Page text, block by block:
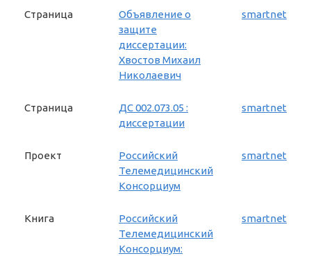
Страница
Объявление о
защите
диссертации:
Хвостов Михаил
Николаевич
smartnet
Страница
ДС 002.073.05 :
диссертации
smartnet
Проект
Российский
Телемедицинский
Консорциум
smartnet
Книга
Российский
Телемедицинский
Консорциум:
smartnet